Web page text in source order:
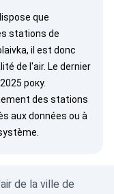
que
stations de
il est donc
de l'air. Le dernier
року.
des stations
aux données ou à
de la ville de